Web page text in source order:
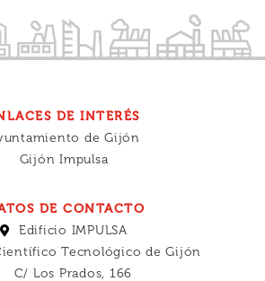
DE INTERÉS
de Gijón
Gijón Impulsa
DE CONTACTO
Edificio IMPULSA
Tecnológico de Gijón
C/ Los Prados, 166